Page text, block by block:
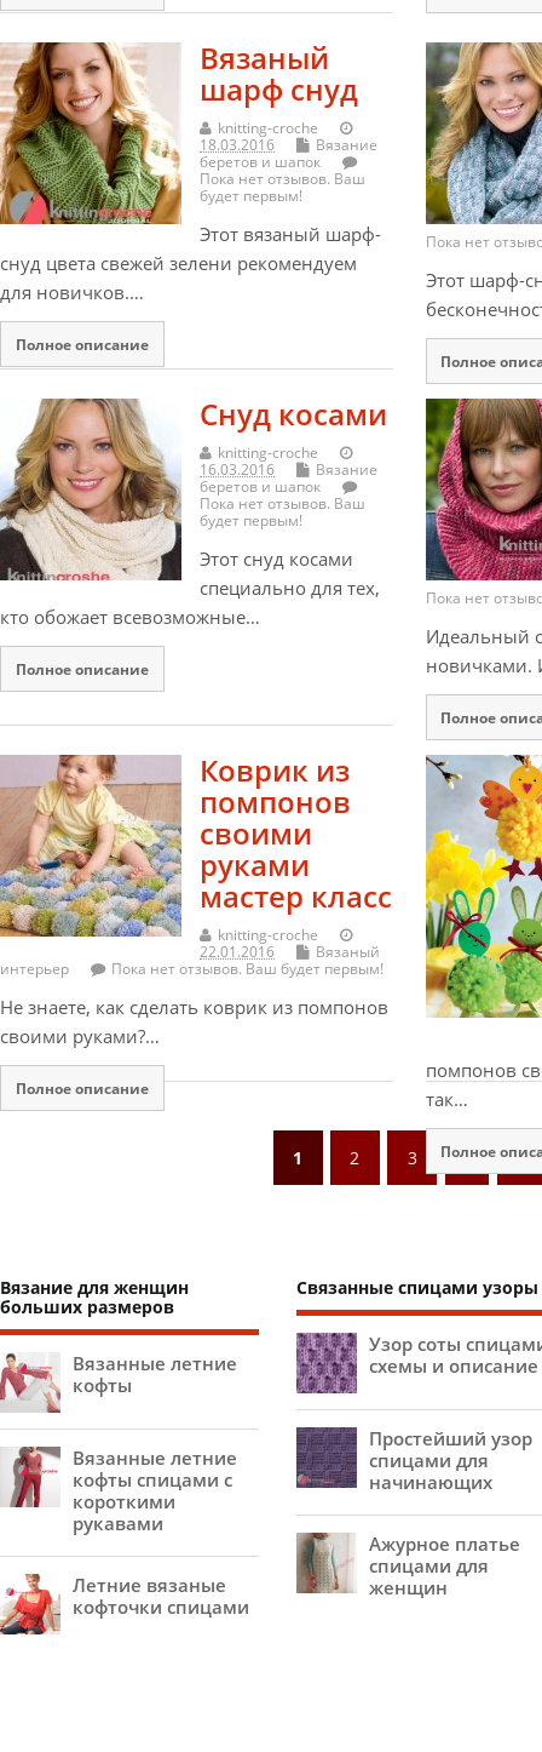
Вязаный
шарф снуд
knitting-croche
18.03.2016
Вязание
беретов и шапок
Пока нет отзывов. Ваш
будет первым!
Этот вязаный шарф-
снуд цвета свежей зелени рекомендуем
для новичков.…
Полное описание
Пока нет
Этот шарф-
Полное
Cнуд косами
knitting-croche
16.03.2016
Вязание
беретов и шапок
Пока нет отзывов. Ваш
будет первым!
Этот снуд косами
специально для тех,
кто обожает всевозможные…
Полное описание
Пока нет
Идеальный
новичками.
Полное
Коврик из
помпонов
своими
руками
мастер класс
knitting-croche
22.01.2016
Вязаный
интерьер
Пока нет отзывов. Ваш будет первым!
Не знаете, как сделать коврик из помпонов
своими руками?…
Полное описание
помпонов
так…
Полное
1 2 3 › »
Вязание для женщин
больших размеров
Вязанные летние
кофты
Вязанные летние
кофты спицами с
короткими
рукавами
Летние вязаные
кофточки спицами
Связанные спицами узоры
Узор соты
схемы и описание
Простейший узор
спицами для
начинающих
Ажурное платье
спицами для
женщин